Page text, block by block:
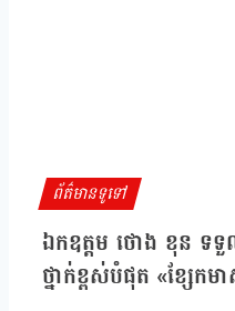
ព័ត៌មានទូទៅ
ឯកឧត្ដម ថោង ខុន ទ
ថ្នាក់ខ្ពស់បំផុត «ខ្សែក